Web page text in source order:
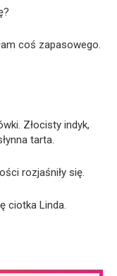
coś zapasowego.
Złocisty indyk,
tarta.
rozjaśniły się.
ciotka Linda.